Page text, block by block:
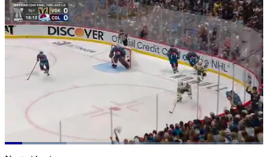
Loaded:
23.80%